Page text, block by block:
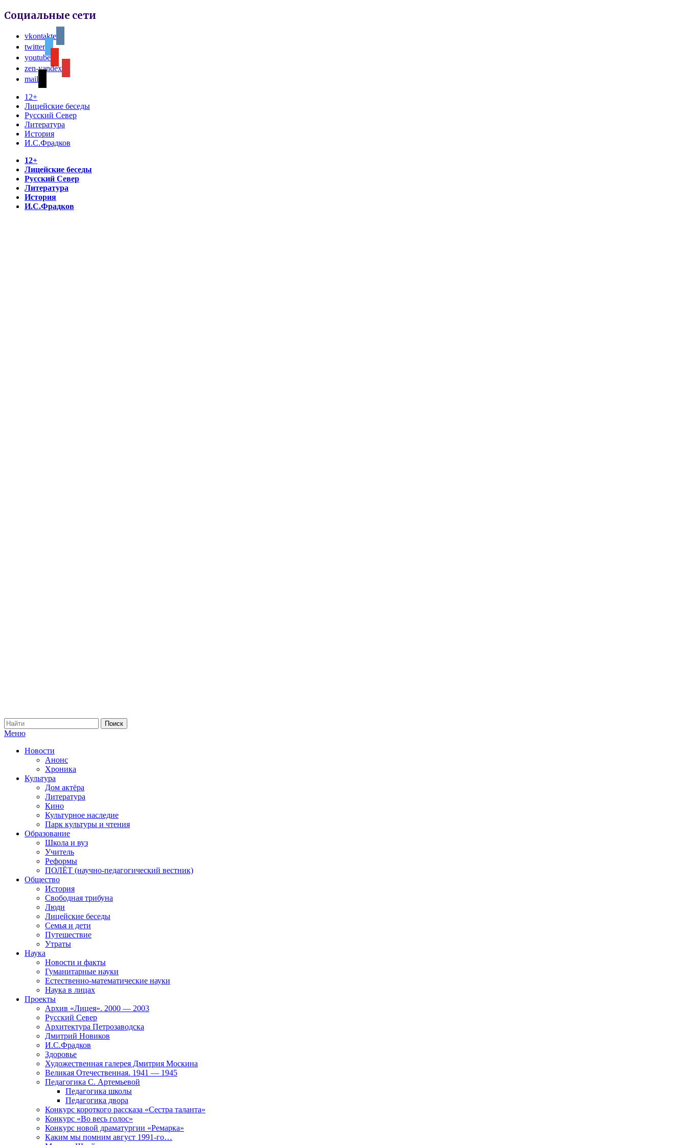
Социальные сети
vkontakte
twitter
youtube
zen-yandex
mail
12+
Лицейские беседы
Русский Север
Литература
История
И.С.Фрадков
12+
Лицейские беседы
Русский Север
Литература
История
И.С.Фрадков
Меню
Новости
Анонс
Хроника
Культура
Дом актёра
Литература
Кино
Культурное наследие
Парк культуры и чтения
Образование
Школа и вуз
Учитель
Реформы
ПОЛЁТ (научно-педагогический вестник)
Общество
История
Свободная трибуна
Люди
Лицейские беседы
Семья и дети
Путешествие
Утраты
Наука
Новости и факты
Гуманитарные науки
Естественно-математические науки
Наука в лицах
Проекты
Архив «Лицея». 2000 — 2003
Русский Север
Архитектура Петрозаводска
Дмитрий Новиков
И.С.Фрадков
Здоровье
Художественная галерея Дмитрия Москина
Великая Отечественная. 1941 — 1945
Педагогика С. Артемьевой
Педагогика школы
Педагогика двора
Конкурс короткого рассказа «Сестра таланта»
Конкурс «Во весь голос»
Конкурс новой драматургии «Ремарка»
Каким мы помним август 1991-го…